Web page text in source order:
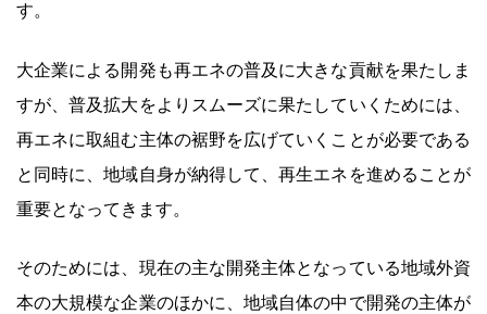
す。
大企業による開発も再エネの普及に大きな貢献を果たしま
すが、普及拡大をよりスムーズに果たしていくためには、
再エネに取組む主体の裾野を広げていくことが必要である
と同時に、地域自身が納得して、再生エネを進めることが
重要となってきます。
そのためには、現在の主な開発主体となっている地域外資
本の大規模な企業のほかに、地域自体の中で開発の主体が